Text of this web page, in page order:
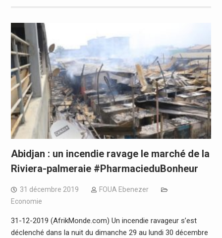
Abidjan : un incendie ravage le marché de la
Riviera-palmeraie #PharmacieduBonheur
31 décembre 2019
FOUA Ebenezer
Economie
31-12-2019 (AfrikMonde.com) Un incendie ravageur s’est
déclenché dans la nuit du dimanche 29 au lundi 30 décembre